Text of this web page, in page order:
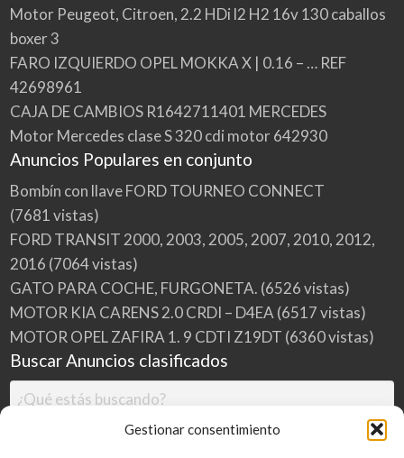
Gestionar consentimiento
Motor Peugeot, Citroen, 2.2 HDi l2 H2 16v 130 caballos
boxer 3
FARO IZQUIERDO OPEL MOKKA X | 0.16 – … REF
42698961
CAJA DE CAMBIOS R1642711401 MERCEDES
Motor Mercedes clase S 320 cdi motor 642930
Anuncios Populares en conjunto
Bombín con llave FORD TOURNEO CONNECT
(7681 vistas)
FORD TRANSIT 2000, 2003, 2005, 2007, 2010, 2012,
2016 (7064 vistas)
GATO PARA COCHE, FURGONETA. (6526 vistas)
MOTOR KIA CARENS 2.0 CRDI – D4EA(6517 vistas)
MOTOR OPEL ZAFIRA 1. 9 CDTI Z19DT (6360 vistas)
Buscar Anuncios clasificados